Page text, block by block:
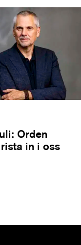
Orden
in i oss